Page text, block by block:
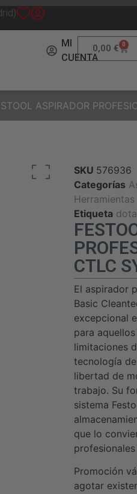
MI
CUENTA
0,00 € 0
ASPIRADOR
SKU 576936
Categorías
Etiqueta
CTLC
El aspirador
Basic
excepcional
para
limitaciones
tecnología
libertad de
trabajo. Su
sistema
que lo
Promoción
agotar